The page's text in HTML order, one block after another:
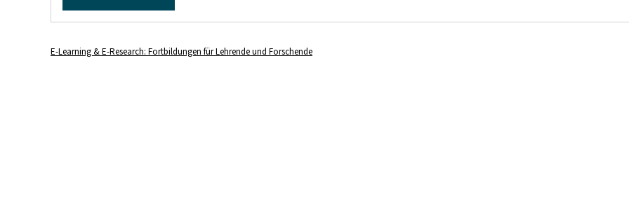
E-Learning & E-Research: Fortbildungen für Lehrende und Forschende